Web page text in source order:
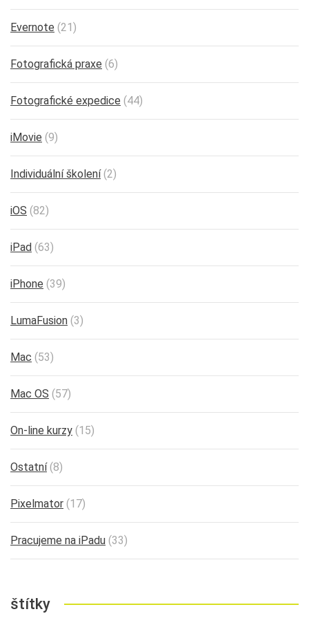
Evernote (21)
Fotografická praxe (6)
Fotografické expedice (44)
iMovie (9)
Individuální školení(2)
iOS (82)
iPad (63)
iPhone (39)
LumaFusion (3)
Mac (53)
Mac OS (57)
On-line kurzy (15)
Ostatní(8)
Pixelmator (17)
Pracujeme na iPadu (33)
štítky